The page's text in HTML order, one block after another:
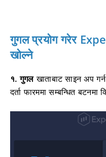
गुगल प्रयोग गरेर
खोल्ने
१. गुगलखाताबाट साइन अप गर्न
दर्ता फारममा सम्बन्धित बटनमा